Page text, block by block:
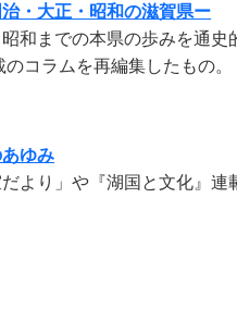
・大正・昭和の滋賀県ー
和までの本県の歩みを通史
コラムを再編集したもの。
ゆみ
より」や『湖国と文化』連